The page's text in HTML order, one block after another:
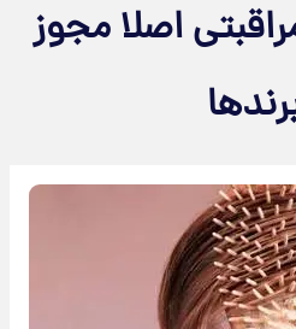
اصلا مجوز